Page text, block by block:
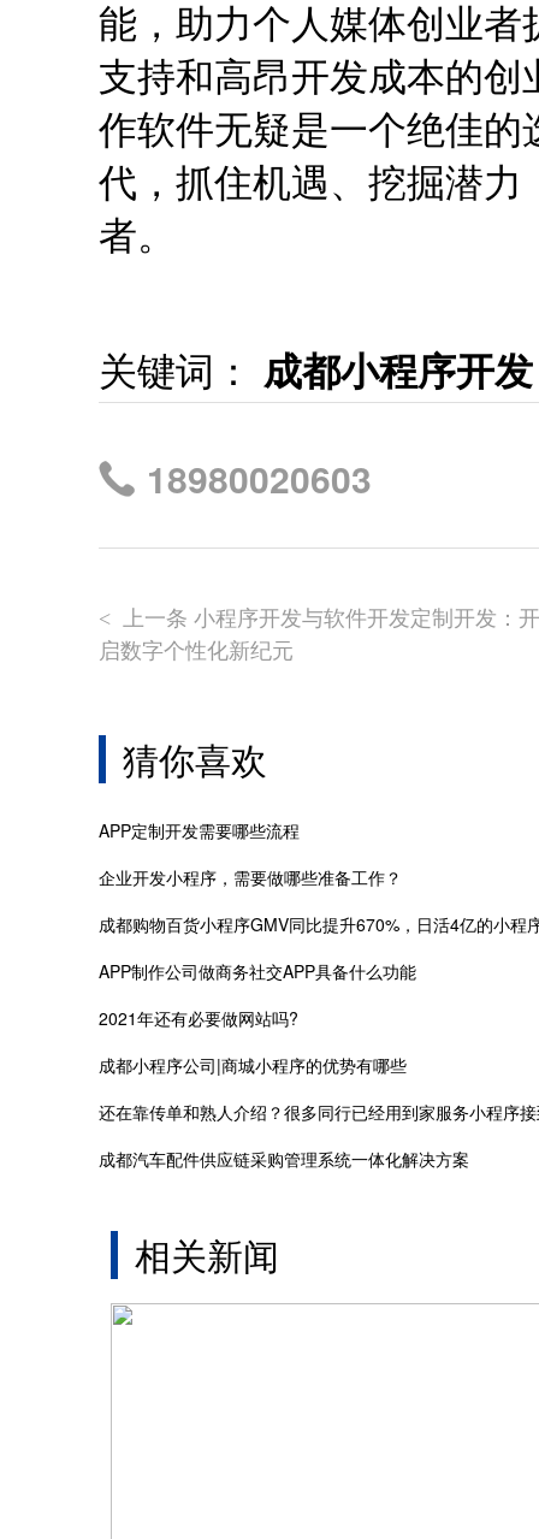
能，助力个人媒体创业
支持和高昂开发成本的
作软件无疑是一个绝佳
代，抓住机遇、挖掘潜
者。
关键词： 成都小程序开发
18980020603
< 上一条 小程序开发与软件开发定制开发：开
启数字个性化新纪元
猜你喜欢
APP定制开发需要哪些流程
企业开发小程序，需要做哪些准备工作？
APP制作公司做商务社交APP具备什么功能
2021年还有必要做网站吗?
成都小程序公司|商城小程序的优势有哪些
成都汽车配件供应链采购管理系统一体化解决方案
相关新闻